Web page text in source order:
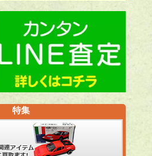
特集